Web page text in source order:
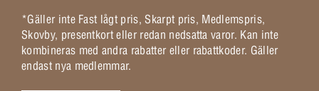
*Gäller inte Fast lågt pris, Skarpt pris, Medlemspris,
Skovby, presentkort eller redan nedsatta varor. Kan inte
kombineras med andra rabatter eller rabattkoder. Gäller
endast nya medlemmar.